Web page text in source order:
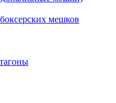
мешков